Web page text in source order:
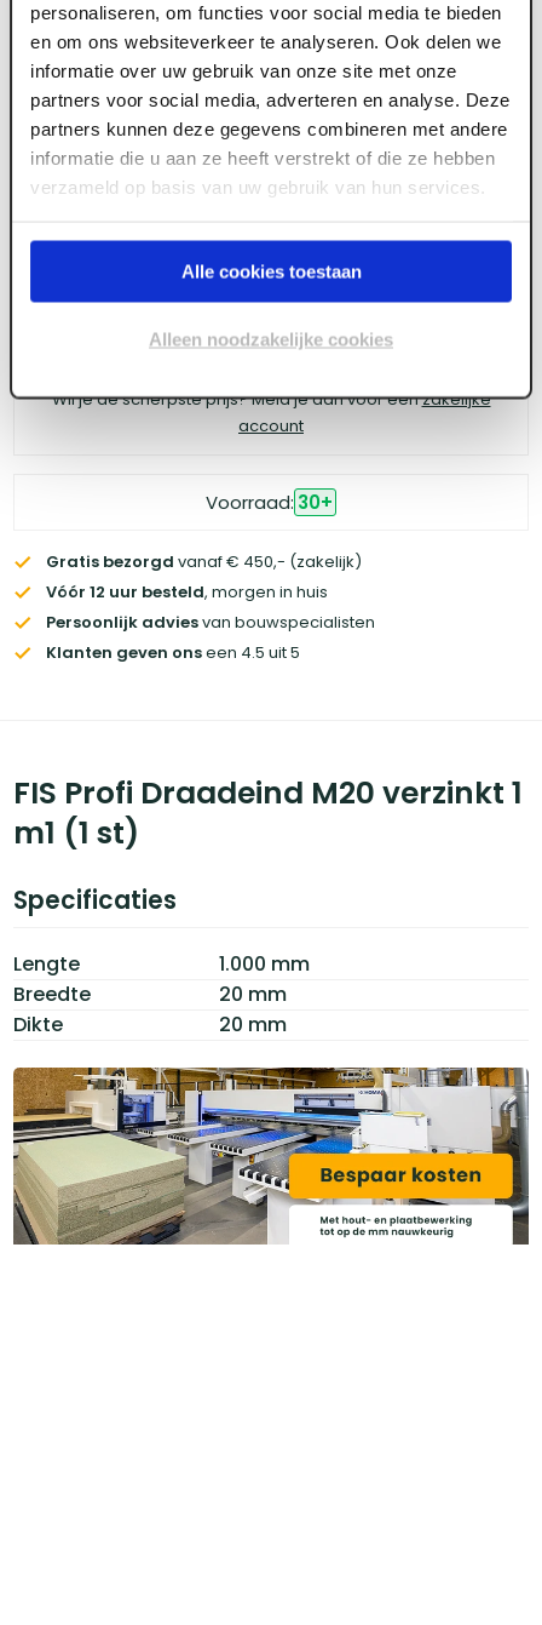
personaliseren, om functies voor social media te bieden
en om ons websiteverkeer te analyseren. Ook delen we
informatie over uw gebruik van onze site met onze
partners voor social media, adverteren en analyse. Deze
partners kunnen deze gegevens combineren met andere
informatie die u aan ze heeft verstrekt of die ze hebben
verzameld op basis van uw gebruik van hun services.
Alle cookies toestaan
Alleen noodzakelijke cookies
ART003023
FIS Profi Draadeind M20 verzinkt 1 m1 (1 st)
Meld je aan of maak een account aan om toegang
Log in voor prijzen
Wil je de scherpste prijs? Meld je aan voor eenzakelijke
account
Voorraad: 30+
Gratis bezorgd vanaf € 450,- (zakelijk)
Vóór 12 uur besteld, morgen in huis
Persoonlijk adviesvan bouwspecialisten
Klanten geven onseen 4.5 uit 5
FIS Profi Draadeind M20 verzinkt 1
m1 (1 st)
Specificaties
Lengte
1.000 mm
Breedte
20 mm
Dikte
20 mm